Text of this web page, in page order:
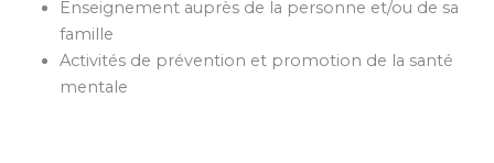
Enseignement auprès de la personne et/ou de sa
famille
Activités de prévention et promotion de la santé
mentale